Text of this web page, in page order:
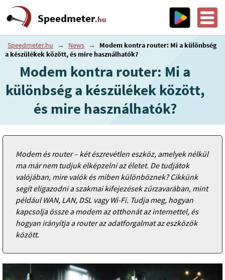
Speedmeter.hu
Speedmeter.hu → News →
Modem kontra router: Mi a különbség
a készülékek között, és mire használhatók?
Modem kontra router: Mi a
különbség a készülékek között,
és mire használhatók?
Modem és router – két észrevétlen eszköz, amelyek nélkül
ma már nem tudjuk elképzelni az életet. De tudjátok
valójában, mire valók és miben különböznek? Cikkünk
segít eligazodni a szakmai kifejezések zűrzavarában, mint
például WAN, LAN, DSL vagy Wi-Fi. Tudja meg, hogyan
kapcsolja össze a modem az otthonát az internettel, és
hogyan irányítja a router az adatforgalmat az eszközök
között.